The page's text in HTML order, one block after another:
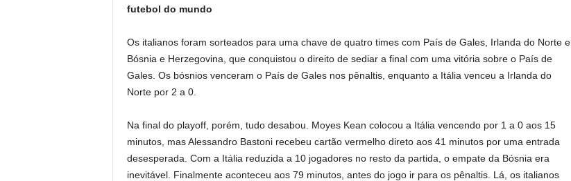
futebol do mundo
Os italianos foram sorteados para uma chave de quatro times com País de Gales, Irlanda do Norte e
Bósnia e Herzegovina, que conquistou o direito de sediar a final com uma vitória sobre o País de
Gales. Os bósnios venceram o País de Gales nos pênaltis, enquanto a Itália venceu a Irlanda do
Norte por 2 a 0.
Na final do playoff, porém, tudo desabou. Moyes Kean colocou a Itália vencendo por 1 a 0 aos 15
minutos, mas Alessandro Bastoni recebeu cartão vermelho direto aos 41 minutos por uma entrada
desesperada. Com a Itália reduzida a 10 jogadores no resto da partida, o empate da Bósnia era
inevitável. Finalmente aconteceu aos 79 minutos, antes do jogo ir para os pênaltis. Lá, os italianos